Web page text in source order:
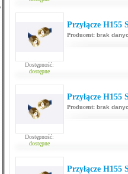
Dostępność:
dostępne
Przyłącze
Producent: brak
Dostępność:
dostępne
Przyłącze
Producent: brak
Przyłącze